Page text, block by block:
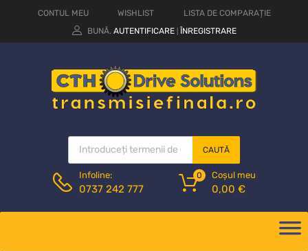
CONTUL MEU WISHLIST
LISTA DE COMPARAȚIE
BUNĂ. AUTENTIFICARE ÎNREGISTRARE
CAUTĂ
Infoline:
0737 242 777
Coșul meu
0,00 €
0